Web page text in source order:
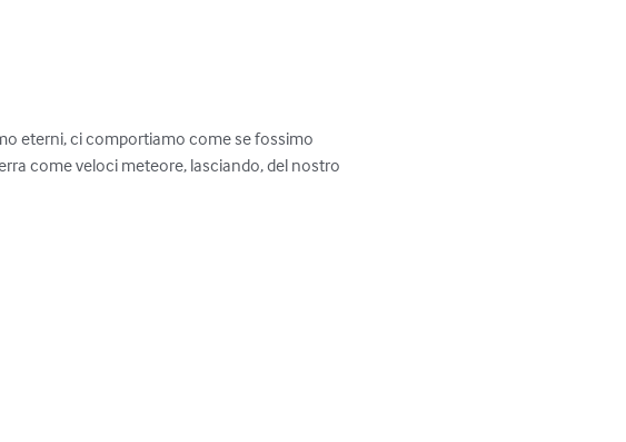
eterni, ci comportiamo come se fossimo
come veloci meteore, lasciando, del nostro